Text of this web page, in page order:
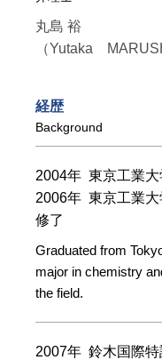
丸島 裕
（Yutaka
経歴
Background
2004年 東京工業
2006年 東京工業
修了
Graduated from
major in chemistry
the field.
2007年 鈴木国際